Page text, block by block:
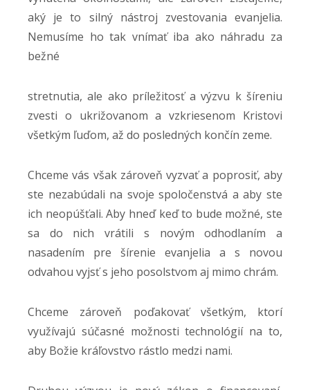
aký je to silný nástroj zvestovania evanjelia.
Nemusíme ho tak vnímať iba ako náhradu za
bežné
stretnutia, ale ako príležitosť a výzvu k šíreniu
zvesti o ukrižovanom a vzkriesenom Kristovi
všetkým ľuďom, až do posledných končín zeme.
Chceme vás však zároveň vyzvať a poprosiť, aby
ste nezabúdali na svoje spoločenstvá a aby ste
ich neopúšťali. Aby hneď keď to bude možné, ste
sa do nich vrátili s novým odhodlaním a
nasadením pre šírenie evanjelia a s novou
odvahou vyjsť s jeho posolstvom aj mimo chrám.
Chceme zároveň poďakovať všetkým, ktorí
využívajú súčasné možnosti technológií na to,
aby Božie kráľovstvo rástlo medzi nami.